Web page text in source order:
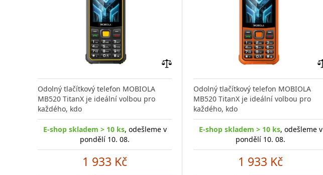
porovnání
Odolný tlačítkový telefon MOBIOLA
MB520 TitanX je ideální volbou pro
každého, kdo
E-shop skladem > 10 ks, odešleme v
pondělí 10. 08.
1 933 Kč
Odolný tlačítkový telefon MOBIOLA
MB520 TitanX je ideální volbou pro
každého, kdo
E-shop skladem > 10 ks, odešleme v
pondělí 10. 08.
1 933 Kč